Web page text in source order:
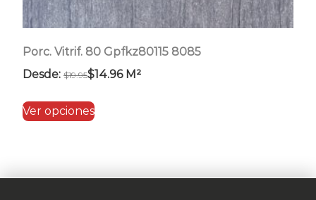
Porc. Vitrif. 80 Gpfkz80115 8085
Desde: $19.95$14.96M²
Ver opciones
variantes.